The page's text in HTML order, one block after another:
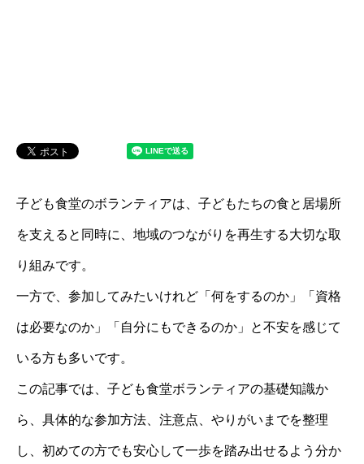
子ども食堂のボランティアは、子どもたちの食と居場所
を支えると同時に、地域のつながりを再生する大切な取
り組みです。
一方で、参加してみたいけれど「何をするのか」「資格
は必要なのか」「自分にもできるのか」と不安を感じて
いる方も多いです。
この記事では、子ども食堂ボランティアの基礎知識か
ら、具体的な参加方法、注意点、やりがいまでを整理
し、初めての方でも安心して一歩を踏み出せるよう分か